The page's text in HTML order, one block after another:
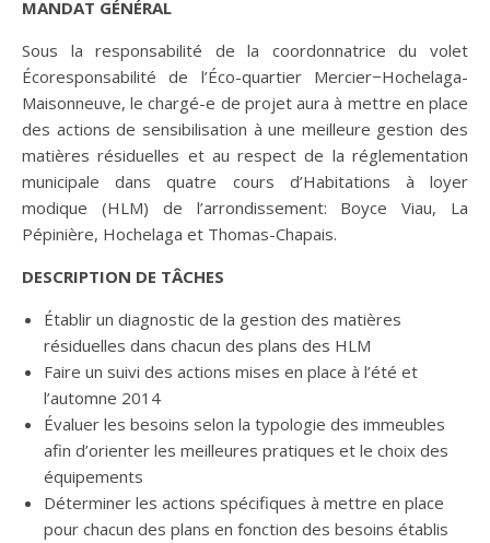
MANDAT GÉNÉRAL
Sous la responsabilité de la coordonnatrice du volet
Écoresponsabilité de l’Éco-quartier Mercier−Hochelaga-
Maisonneuve, le chargé-e de projet aura à mettre en place
des actions de sensibilisation à une meilleure gestion des
matières résiduelles et au respect de la réglementation
municipale dans quatre cours d’Habitations à loyer
modique (HLM) de l’arrondissement: Boyce Viau, La
Pépinière, Hochelaga et Thomas-Chapais.
DESCRIPTION DE TÂCHES
Établir un diagnostic de la gestion des matières
résiduelles dans chacun des plans des HLM
Faire un suivi des actions mises en place à l’été et
l’automne 2014
Évaluer les besoins selon la typologie des immeubles
afin d’orienter les meilleures pratiques et le choix des
équipements
Déterminer les actions spécifiques à mettre en place
pour chacun des plans en fonction des besoins établis